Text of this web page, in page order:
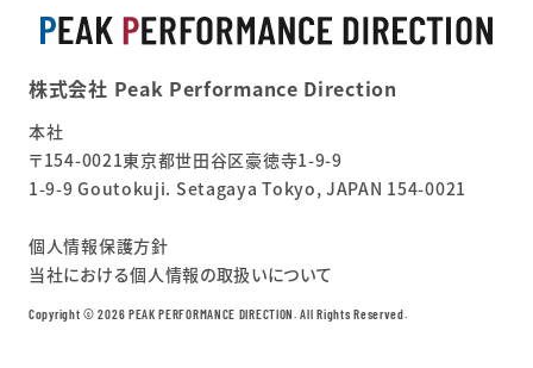
株式会社 Peak Performance Direction
本社
〒154-0021東京都世田谷区豪徳寺1-9-9
1-9-9 Goutokuji. Setagaya Tokyo, JAPAN 154-0021
個人情報保護方針
当社における個人情報の取扱いについて
Copyright ©︎ 2026 PEAK PERFORMANCE DIRECTION. All Rights Reserved.